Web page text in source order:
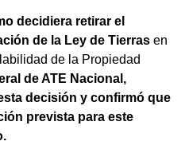
decidiera retirar el
de la Ley de Tierrasen
de la Propiedad
de ATE Nacional,
decisión y confirmó que
prevista para este